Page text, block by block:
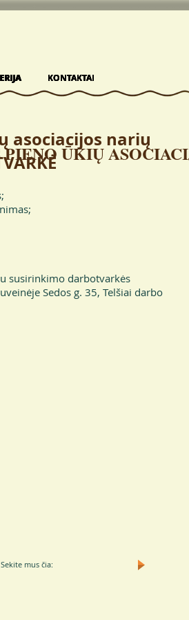
KONTAKTAI
KONTAKTAI
KONTAKTAI
KONTAKTAI
KONTAKTAI
ŪKIŲ
asociacijos narių
susirinkimo darbotvarkės
Sedos g. 35, Telšiai darbo
Sekite mus čia: